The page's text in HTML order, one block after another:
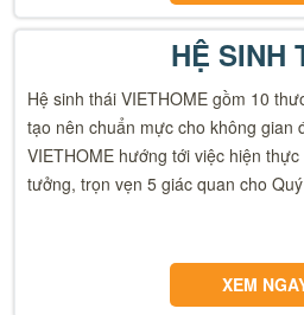
HỆ SINH
Hệ sinh thái VIETHOME gồm 10
tạo nên chuẩn mực cho không gian
VIETHOME hướng tới việc hiện
tưởng, trọn vẹn 5 giác quan cho
XEM